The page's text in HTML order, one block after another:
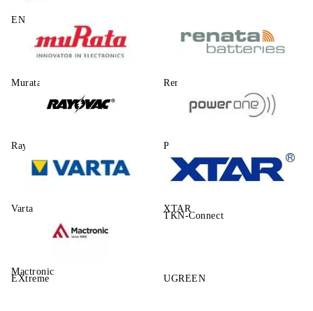
ENERGIZER
Murata Renata
Rayovac Power One
Varta XTAR
Mactronic
TKN-Connect
EXtreme UGREEN